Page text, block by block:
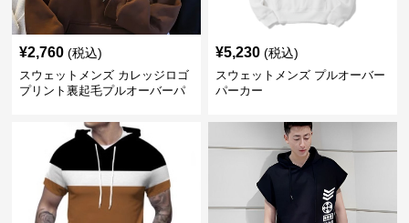
¥2,760 (税込)
スウェットメンズ カレッジロゴ
プリント裏起毛プルオーバーパ
¥5,230 (税込)
スウェットメンズ プルオーバー
パーカー